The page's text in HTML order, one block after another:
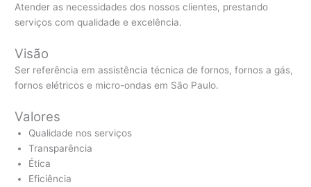
Atender as necessidades dos nossos clientes, prestando
serviços com qualidade e excelência.
Visão
Ser referência em assistência técnica de fornos, fornos a gás,
fornos elétricos e micro-ondas em São Paulo.
Valores
Qualidade nos serviços
Transparência
Ética
Eficiência